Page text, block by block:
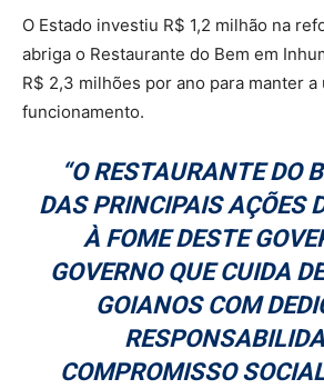
O Estado investiu R$ 1,2 milhão na
abriga o Restaurante do Bem em
R$ 2,3 milhões por ano para manter a
funcionamento.
“O RESTAURANTE DO
DAS PRINCIPAIS AÇÕES
À FOME DESTE
GOVERNO QUE CUIDA
GOIANOS COM
COMPROMISSO